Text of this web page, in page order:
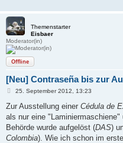
Themenstarter
Eisbaer
Moderator(in)
Offline
[Neu] Contraseña bis zur
B
i
r
a
25. September 2012, 13:23
Zur Ausstellung einer Cédula de
als nur eine
Behörde wurde aufgelöst (DAS)
Colombia). Wie ich schon im